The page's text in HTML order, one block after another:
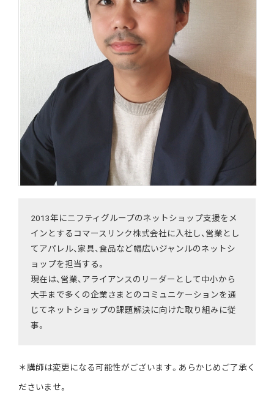
2013年にニフティグループのネットショップ支援をメ
インとするコマースリンク株式会社に入社し、営業とし
てアパレル、家具、食品など幅広いジャンルのネットシ
ョップを担当する。
現在は、営業、アライアンスのリーダーとして中小から
大手まで多くの企業さまとのコミュニケーションを通
じてネットショップの課題解決に向けた取り組みに従
事。
＊講師は変更になる可能性がございます。あらかじめご了承く
ださいませ。